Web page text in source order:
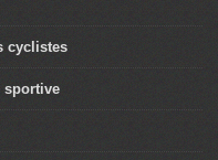
cyclistes
sportive